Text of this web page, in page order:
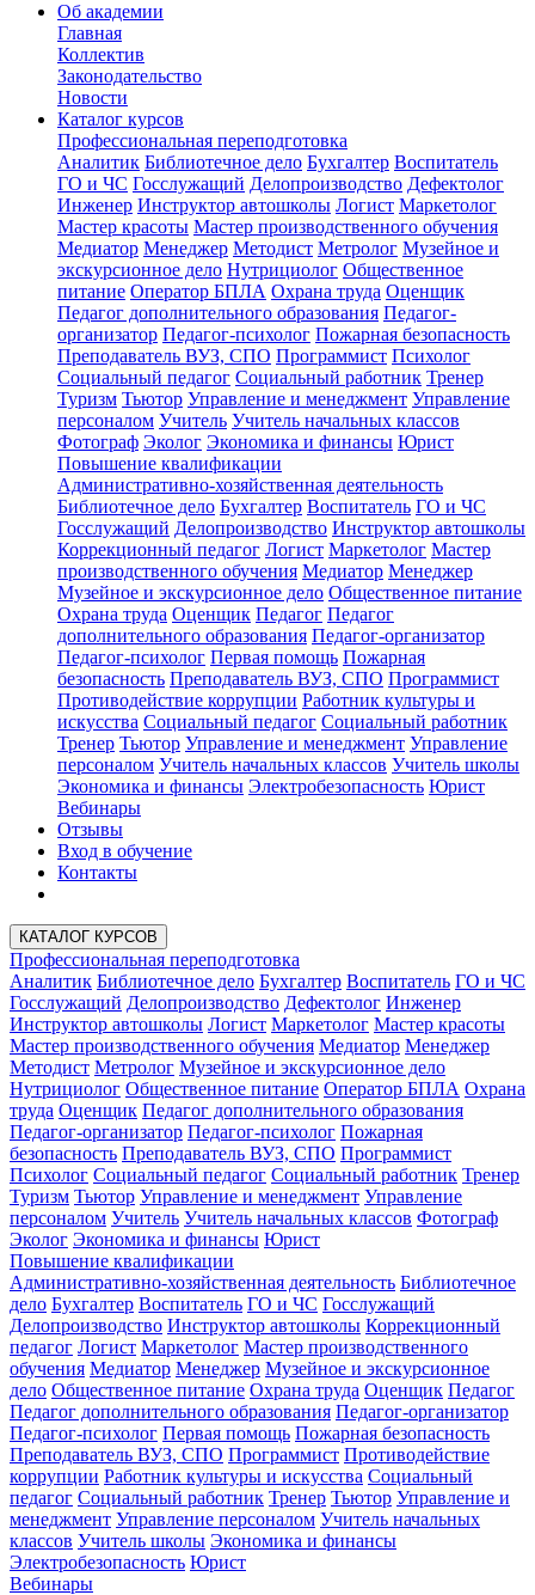
Об академии
Главная
Коллектив
Законодательство
Новости
Каталог курсов
Профессиональная переподготовка
Аналитик Библиотечное дело Бухгалтер Воспитатель
ГО и ЧС Госслужащий Делопроизводство Дефектолог
Инженер Инструктор автошколы Логист Маркетолог
Мастер красоты Мастер производственного обучения
Медиатор Менеджер Методист Метролог Музейное и
экскурсионное дело Нутрициолог Общественное
питание Оператор БПЛА Охрана труда Оценщик
Педагог дополнительного образования Педагог-
организатор Педагог-психолог Пожарная безопасность
Преподаватель ВУЗ, СПО Программист Психолог
Социальный педагог Социальный работник Тренер
Туризм Тьютор Управление и менеджмент Управление
персоналом Учитель Учитель начальных классов
Фотограф Эколог Экономика и финансы Юрист
Повышение квалификации
Административно-хозяйственная деятельность
Библиотечное дело Бухгалтер Воспитатель ГО и ЧС
Госслужащий Делопроизводство Инструктор автошколы
Коррекционный педагог Логист Маркетолог Мастер
производственного обучения Медиатор Менеджер
Музейное и экскурсионное дело Общественное питание
Охрана труда Оценщик Педагог Педагог
дополнительного образования Педагог-организатор
Педагог-психолог Первая помощь Пожарная
безопасность Преподаватель ВУЗ, СПО Программист
Противодействие коррупции Работник культуры и
искусства Социальный педагог Социальный работник
Тренер Тьютор Управление и менеджмент Управление
персоналом Учитель начальных классов Учитель школы
Экономика и финансы Электробезопасность Юрист
Вебинары
Отзывы
Вход в обучение
Контакты
КАТАЛОГ КУРСОВ
Профессиональная переподготовка
Аналитик Библиотечное дело Бухгалтер Воспитатель ГО и ЧС
Госслужащий Делопроизводство Дефектолог Инженер
Инструктор автошколы Логист Маркетолог Мастер красоты
Мастер производственного обучения Медиатор Менеджер
Методист Метролог Музейное и экскурсионное дело
Нутрициолог Общественное питание Оператор БПЛА Охрана
труда Оценщик Педагог дополнительного образования
Педагог-организатор Педагог-психолог Пожарная
безопасность Преподаватель ВУЗ, СПО Программист
Психолог Социальный педагог Социальный работник Тренер
Туризм Тьютор Управление и менеджмент Управление
персоналом Учитель Учитель начальных классов Фотограф
Эколог Экономика и финансы Юрист
Повышение квалификации
Административно-хозяйственная деятельность Библиотечное
дело Бухгалтер Воспитатель ГО и ЧС Госслужащий
Делопроизводство Инструктор автошколы Коррекционный
педагог Логист Маркетолог Мастер производственного
обучения Медиатор Менеджер Музейное и экскурсионное
дело Общественное питание Охрана труда Оценщик Педагог
Педагог дополнительного образования Педагог-организатор
Педагог-психолог Первая помощь Пожарная безопасность
Преподаватель ВУЗ, СПО Программист Противодействие
коррупции Работник культуры и искусства Социальный
педагог Социальный работник Тренер Тьютор Управление и
менеджмент Управление персоналом Учитель начальных
классов Учитель школы Экономика и финансы
Электробезопасность Юрист
Вебинары